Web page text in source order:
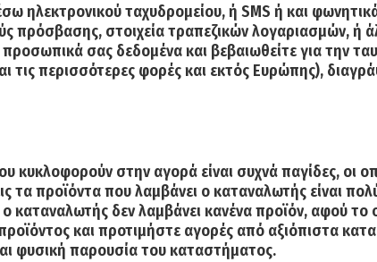
ηλεκτρονικού ταχυδρομείου, ή SMS ή και
πρόσβασης, στοιχεία τραπεζικών λογαριασμών, ή
σας δεδομένα και βεβαιωθείτε για την
τις περισσότερες φορές και εκτός Ευρώπης),
κυκλοφορούν στην αγορά είναι συχνά παγίδες, οι
προϊόντα που λαμβάνει ο καταναλωτής είναι
καταναλωτής δεν λαμβάνει κανένα προϊόν, αφού
και προτιμήστε αγορές από αξιόπιστα
φυσική παρουσία του καταστήματος.